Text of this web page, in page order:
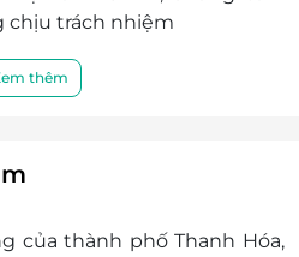
chịu trách nhiệm
32m2
thêm
của thành phố Thanh Hóa,